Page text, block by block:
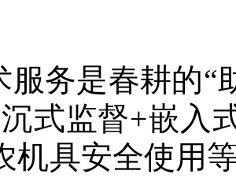
服务是春耕的“
式监督+嵌入
机具安全使用